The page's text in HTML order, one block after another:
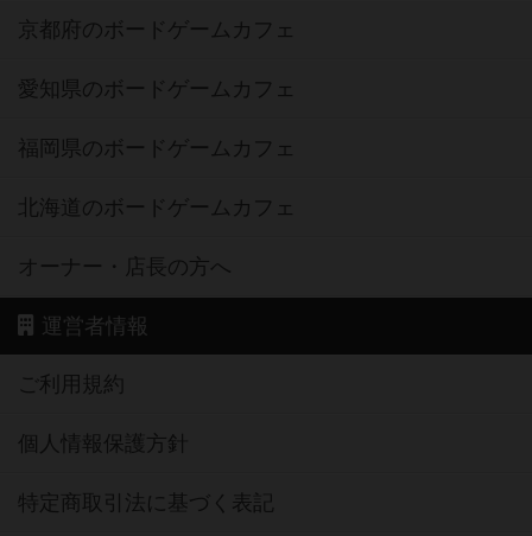
京都府のボードゲームカフェ
愛知県のボードゲームカフェ
福岡県のボードゲームカフェ
北海道のボードゲームカフェ
オーナー・店長の方へ
運営者情報
ご利用規約
個人情報保護方針
特定商取引法に基づく表記